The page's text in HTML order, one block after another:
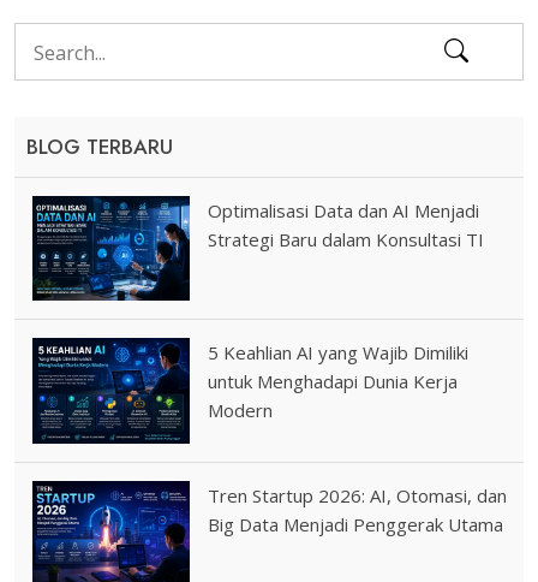
BLOG TERBARU
Optimalisasi Data dan AI Menjadi
Strategi Baru dalam Konsultasi TI
5 Keahlian AI yang Wajib Dimiliki
untuk Menghadapi Dunia Kerja
Modern
Tren Startup 2026: AI, Otomasi, dan
Big Data Menjadi Penggerak Utama